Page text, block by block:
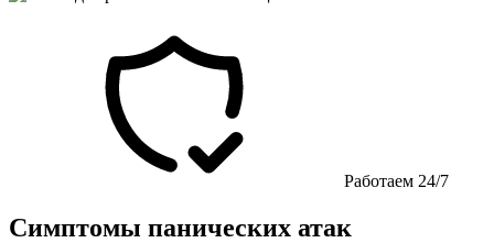
Работаем 24/7
Симптомы панических атак